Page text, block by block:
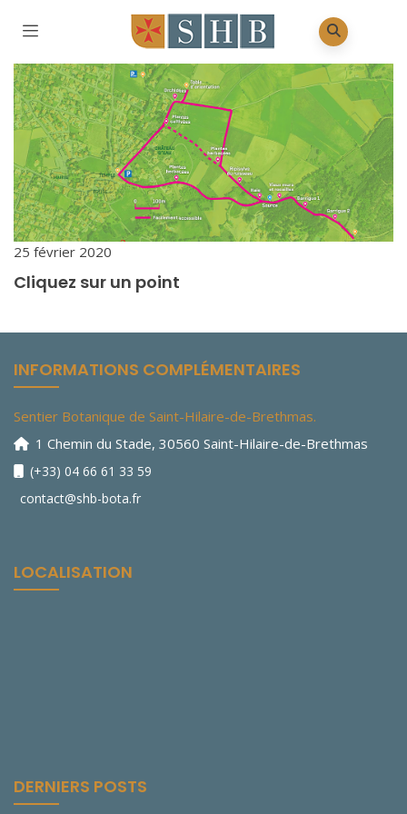
25 février 2020
Cliquez sur un point
INFORMATIONS COMPLÉMENTAIRES
Sentier Botanique de Saint-Hilaire-de-Brethmas.
1 Chemin du Stade, 30560 Saint-Hilaire-de-Brethmas
(+33) 04 66 61 33 59
contact@shb-bota.fr
LOCALISATION
DERNIERS POSTS